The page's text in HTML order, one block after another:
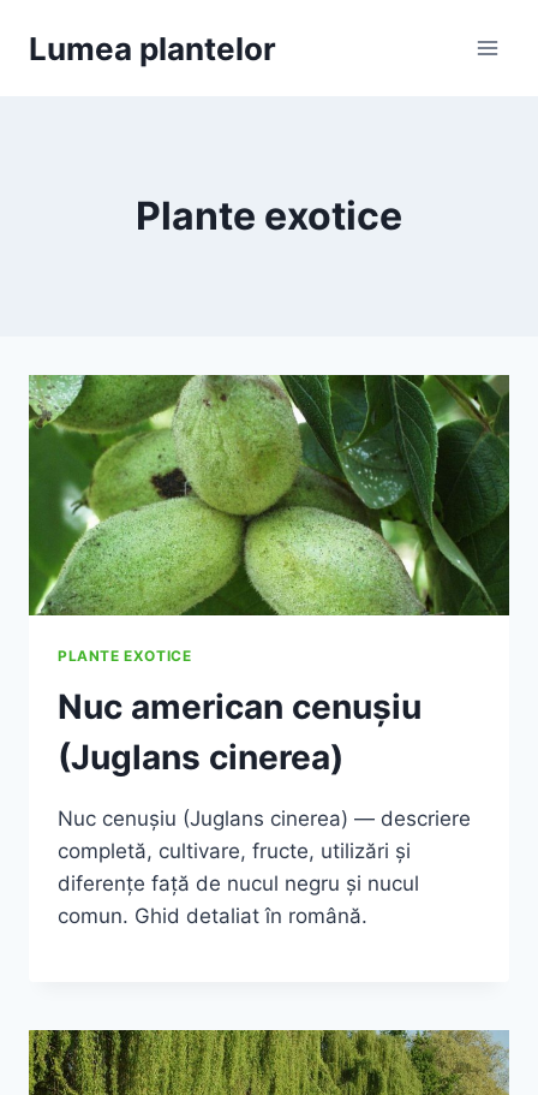
Lumea plantelor
Plante exotice
PLANTE EXOTICE
Nuc american cenușiu
(Juglans cinerea)
Nuc cenușiu (Juglans cinerea) — descriere
completă, cultivare, fructe, utilizări și
diferențe față de nucul negru și nucul
comun. Ghid detaliat în română.